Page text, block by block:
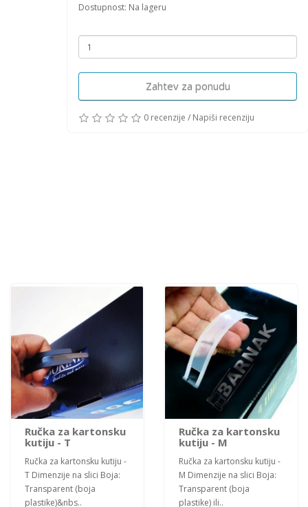
Dostupnost: Na lageru
Zahtev za ponudu
0 recenzije / Napiši recenziju
Ručka za kartonsku
kutiju - T
Ručka za kartonsku kutiju -
T Dimenzije na slici Boja:
Transparent (boja
plastike)&nbs..
Ručka za kartonsku
kutiju - M
Ručka za kartonsku kutiju -
M Dimenzije na slici Boja:
Transparent (boja
plastike) ili..